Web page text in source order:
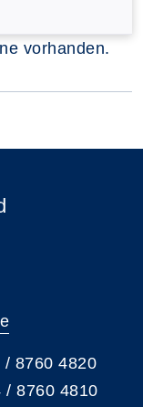
vorhanden.
4820
8760 4810